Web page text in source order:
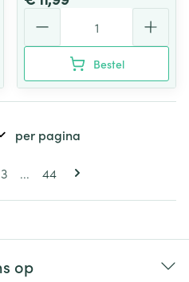
Bestel
Pagina's pagina
Pagina
3 ... Pagina
44
per pagina
op